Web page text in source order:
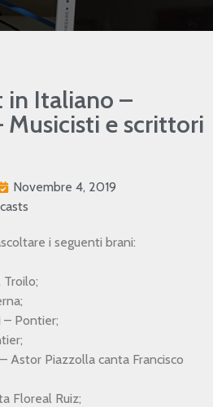
in Italiano –
e scrittori
Novembre 4, 2019
i seguenti brani:
– Pontier;
Astor Piazzolla canta Francisco
Floreal Ruiz;